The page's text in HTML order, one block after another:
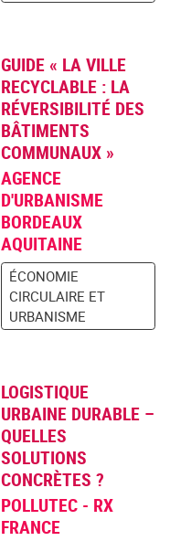
GUIDE « LA VILLE
RECYCLABLE : LA
RÉVERSIBILITÉ DES
BÂTIMENTS
COMMUNAUX »
AGENCE
D'URBANISME
BORDEAUX
AQUITAINE
ÉCONOMIE
CIRCULAIRE ET
URBANISME
LOGISTIQUE
URBAINE DURABLE –
QUELLES
SOLUTIONS
CONCRÈTES ?
POLLUTEC - RX
FRANCE